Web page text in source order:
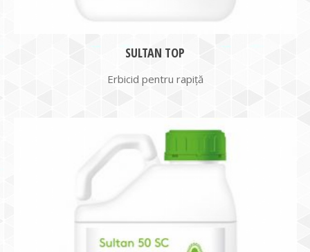
SULTAN TOP
Erbicid pentru rapiță